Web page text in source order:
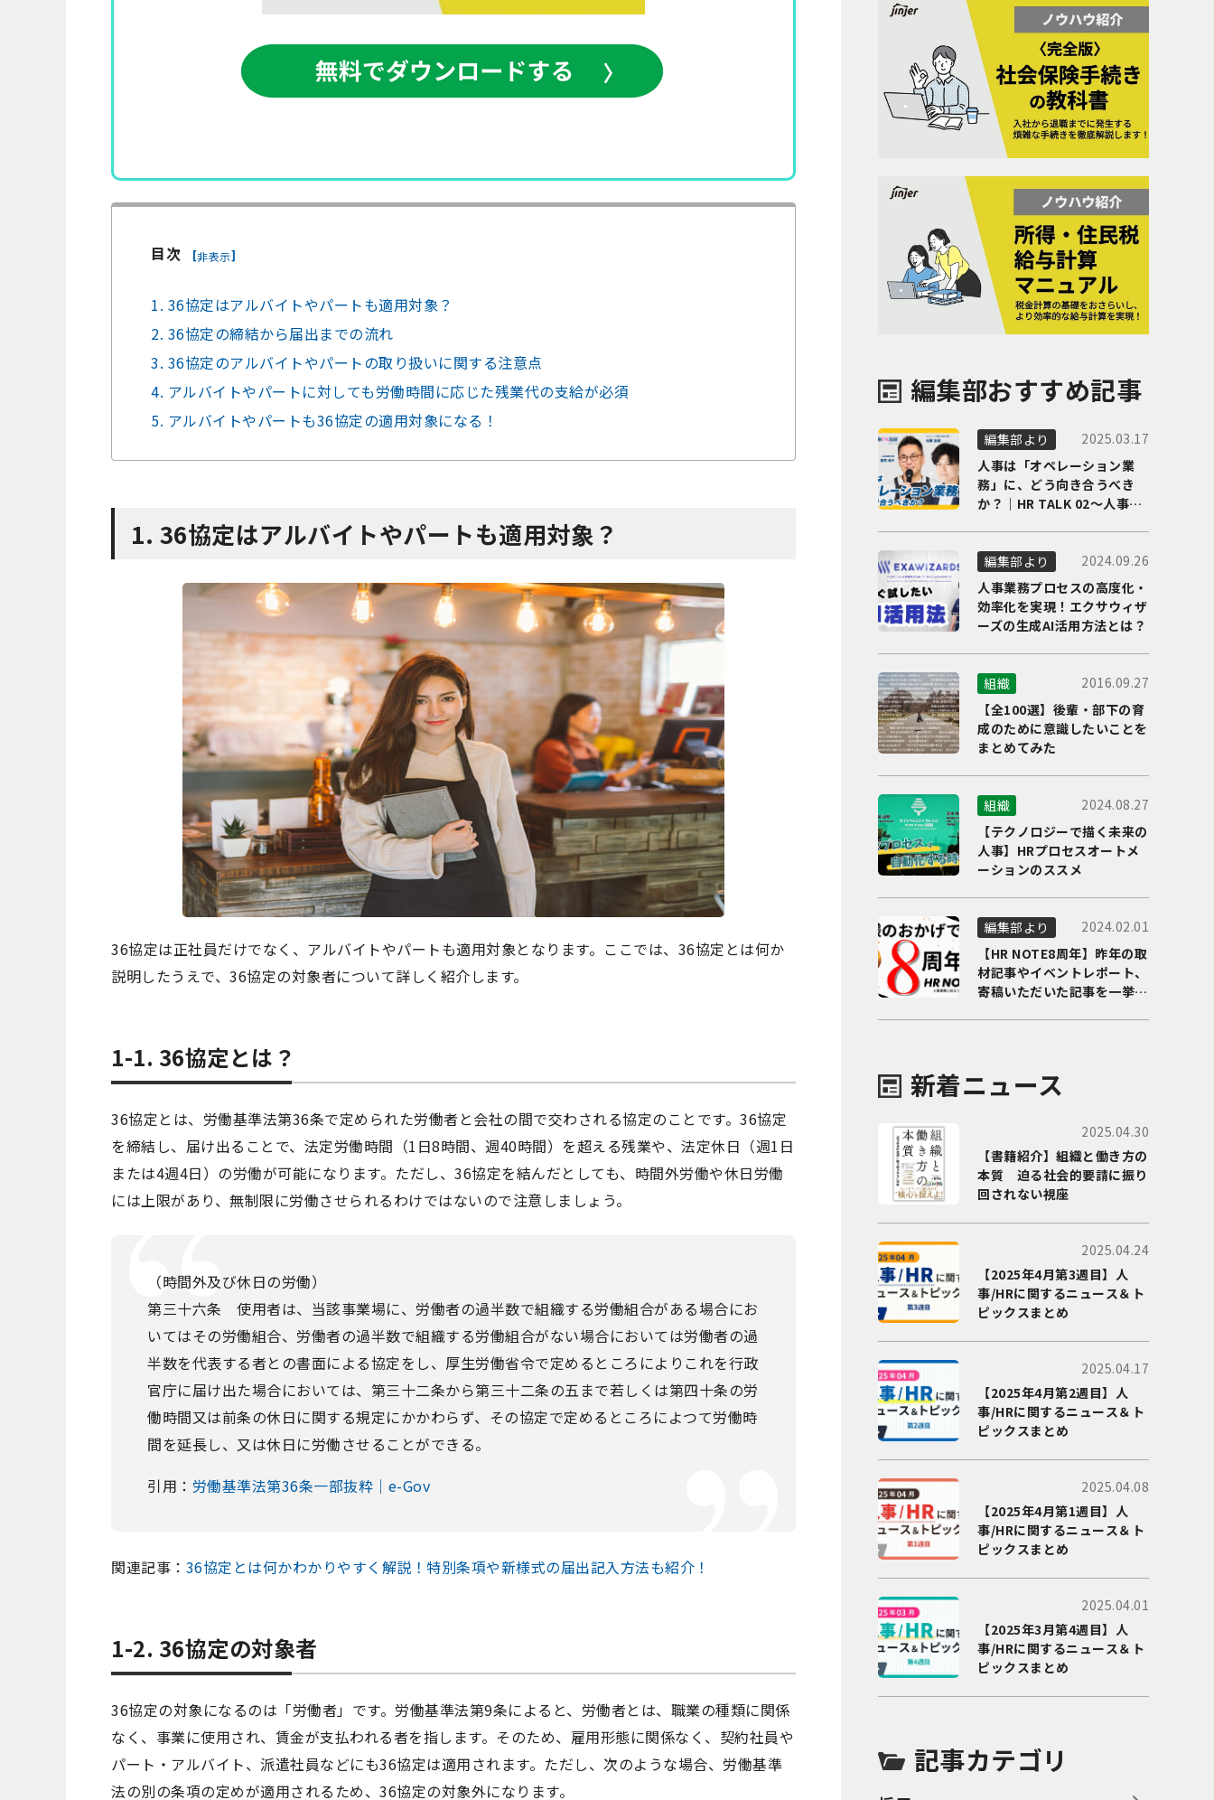
目次 [非表示]
1. 36協定はアルバイトやパートも適用対象？
2. 36協定の締結から届出までの流れ
3. 36協定のアルバイトやパートの取り扱いに関する注意点
4. アルバイトやパートに対しても労働時間に応じた残業代の支給が必須
5. アルバイトやパートも36協定の適用対象になる！
1. 36協定はアルバイトやパートも適用対象？
36協定は正社員だけでなく、アルバイトやパートも適用対象となります。ここでは、36協定とは何か
説明したうえで、36協定の対象者について詳しく紹介します。
1-1. 36協定とは？
36協定とは、労働基準法第36条で定められた労働者と会社の間で交わされる協定のことです。36協定
を締結し、届け出ることで、法定労働時間（1日8時間、週40時間）を超える残業や、法定休日（週1日
または4週4日）の労働が可能になります。ただし、36協定を結んだとしても、時間外労働や休日労働
には上限があり、無制限に労働させられるわけではないので注意しましょう。
（時間外及び休日の労働）
第三十六条 使用者は、当該事業場に、労働者の過半数で組織する労働組合がある場合にお
いてはその労働組合、労働者の過半数で組織する労働組合がない場合においては労働者の過
半数を代表する者との書面による協定をし、厚生労働省令で定めるところによりこれを行政
官庁に届け出た場合においては、第三十二条から第三十二条の五まで若しくは第四十条の労
働時間又は前条の休日に関する規定にかかわらず、その協定で定めるところによつて労働時
間を延長し、又は休日に労働させることができる。
引用： 労働基準法第36条一部抜粋｜e-Gov
関連記事： 36協定とは何かわかりやすく解説！特別条項や新様式の届出記入方法も紹介！
1-2. 36協定の対象者
36協定の対象になるのは「労働者」です。労働基準法第9条によると、労働者とは、職業の種類に関係
なく、事業に使用され、賃金が支払われる者を指します。そのため、雇用形態に関係なく、契約社員や
パート・アルバイト、派遣社員などにも36協定は適用されます。ただし、次のような場合、労働基準
法の別の条項の定めが適用されるため、36協定の対象外になります。
編集部おすすめ記事
編集部より
2025.03.17
人事は「オペレーション業
務」に、どう向き合うべき
か？｜HR TALK 02～人事DX
編集部より
2024.09.26
人事業務プロセスの高度化・
効率化を実現！エクサウィザ
ーズの生成AI活用方法とは？
組織
2016.09.27
【全100選】後輩・部下の育
成のために意識したいことを
まとめてみた
組織
2024.08.27
【テクノロジーで描く未来の
人事】HRプロセスオートメ
ーションのススメ
編集部より
2024.02.01
【HR NOTE8周年】昨年の取
材記事やイベントレポート、
寄稿いただいた記事を一挙に
新着ニュース
2025.04.30
【書籍紹介】組織と働き方の
本質 迫る社会的要請に振り
回されない視座
2025.04.24
【2025年4月第3週目】人
事/HRに関するニュース＆ト
ピックスまとめ
2025.04.17
【2025年4月第2週目】人
事/HRに関するニュース＆ト
ピックスまとめ
2025.04.08
【2025年4月第1週目】人
事/HRに関するニュース＆ト
ピックスまとめ
2025.04.01
【2025年3月第4週目】人
事/HRに関するニュース＆ト
ピックスまとめ
記事カテゴリ